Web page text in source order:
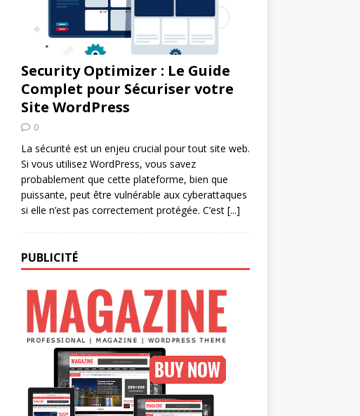
Security Optimizer : Le Guide
Complet pour Sécuriser votre
Site WordPress
0
La sécurité est un enjeu crucial pour tout site web.
Si vous utilisez WordPress, vous savez
probablement que cette plateforme, bien que
puissante, peut être vulnérable aux cyberattaques
si elle n’est pas correctement protégée. C’est [...]
PUBLICITÉ